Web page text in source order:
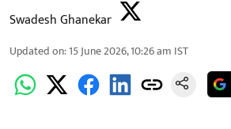
Swadesh Ghanekar
Updated on:15 June 2026, 10:26 am IST